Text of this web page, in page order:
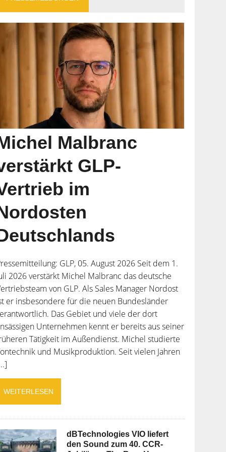
Malbranc
GLP-
im
GLP, 05. August 2026 Seit dem 1.
2026 verstärkt Michel Malbranc das deutsche
von GLP. Als Sales Manager Nordost
er insbesondere für die neuen Bundesländer
Das Gebiet und viele der dort
Unternehmen kennt er bereits aus seiner
Tätigkeit im Außendienst. Michel studierte
und Musikproduktion. Seit vielen Jahren
WEITERLESEN
dBTechnologies VIO liefert
den Sound zum 40. CCR-